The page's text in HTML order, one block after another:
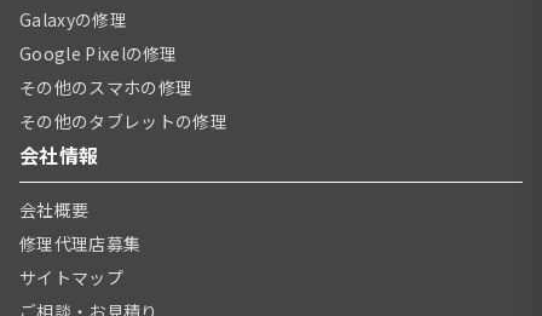
Galaxyの修理
Google Pixelの修理
その他のスマホの修理
その他のタブレットの修理
会社情報
会社概要
修理代理店募集
サイトマップ